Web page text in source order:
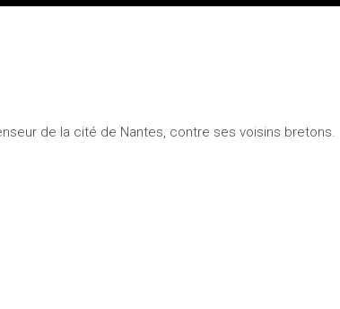
de la cité de Nantes, contre ses voisins bretons.